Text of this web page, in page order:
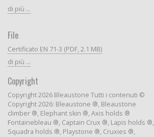
di più ...
File
Certificato EN 71-3 (PDF, 2.1 MB)
di più ...
Copyright
Copyright 2026 Bleaustone Tutti i contenuti ©
Copyright 2026: Bleaustone ®, Bleaustone
climber ®, Elephant skin ®, Axis holds ®
Fontainebleau ®, Captain Crux ®, Lapis holds ®,
Squadra holds ®, Playstone ®, Cruxies ®,